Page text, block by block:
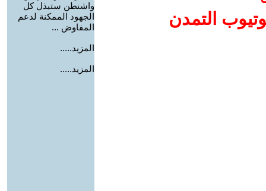
التمدن
واشنطن ستبذل كل
الجهود الممكنة لدعم
المفاوض ...
المزيد.....
المزيد.....